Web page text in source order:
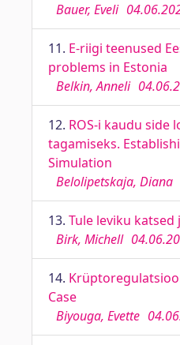
Bauer, Eveli
11. E-riigi teenused
problems in Estonia
Belkin, Anneli
12. ROS-i kaudu
tagamiseks.
Simulation
Belolipetskaja, Diana
13. Tule leviku
Birk, Michell
14.
Case
Biyouga, Evette